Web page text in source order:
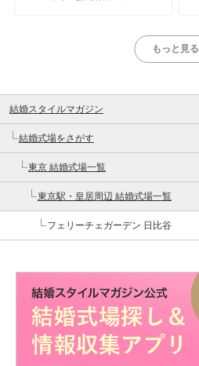
もっと見る
結婚スタイルマガジン
結婚式場をさがす
東京 結婚式場一覧
東京駅・皇居周辺 結婚式場一覧
フェリーチェガーデン 日比谷